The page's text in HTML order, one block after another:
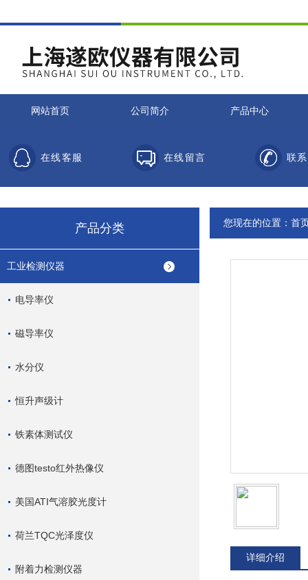
网站首页 公司简介 产品中心
在线客服 在线留言 联
产品分类
工业检测仪器
电导率仪
磁导率仪
水分仪
恒升声级计
铁素体测试仪
德图testo红外热像仪
美国ATI气溶胶光度计
荷兰TQC光泽度仪
附着力检测仪器
您现在的位置： 首
详细介绍